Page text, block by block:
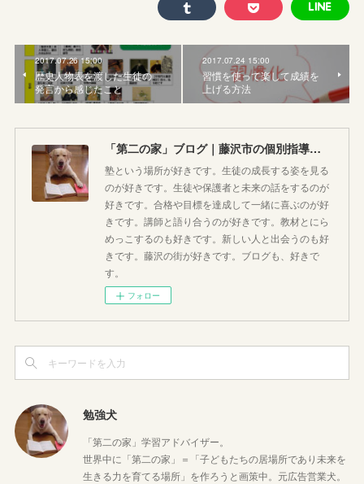
2017.07.26 15:00
歴史人物表を渡した生徒の
発言から感じたこと
2017.07.24 15:00
習慣を使って楽して成績を
上げる方法
「第二の家」ブログ｜藤沢市の個別指導塾のお話
塾という場所が好きです。生徒の成長する姿を見る
のが好きです。生徒や保護者と未来の話をするのが
好きです。合格や目標を達成して一緒に喜ぶのが好
きです。講師と語り合うのが好きです。教材とにら
めっこするのも好きです。新しい人と出会うのも好
きです。藤沢の街が好きです。ブログも、好きで
す。
フォロー
勉強犬
「第二の家」学習アドバイザー。
世界中に「第二の家」＝「子どもたちの居場所であり未来を
生きる力を育てる場所」を作ろうと画策中。元広告営業犬。